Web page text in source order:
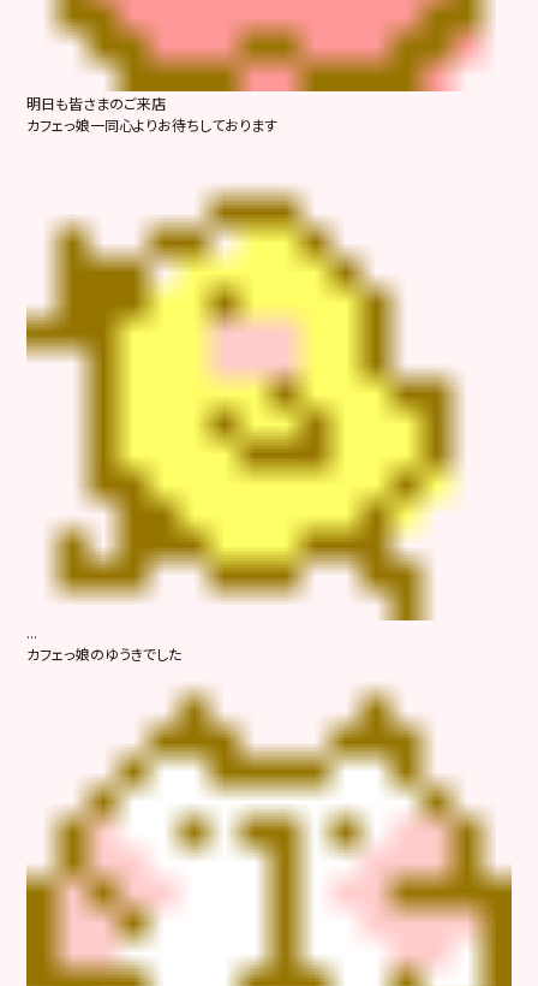
明日も皆さまのご来店
カフェっ娘一同心よりお待ちしております
...
カフェっ娘のゆうきでした